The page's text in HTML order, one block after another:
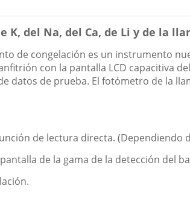
del Na, del Ca, de Li y de la
de congelación es un instrumento
con la pantalla LCD capacitiva
datos de prueba. El fotómetro de la
de lectura directa. (Dependiendo
de la gama de la detección del